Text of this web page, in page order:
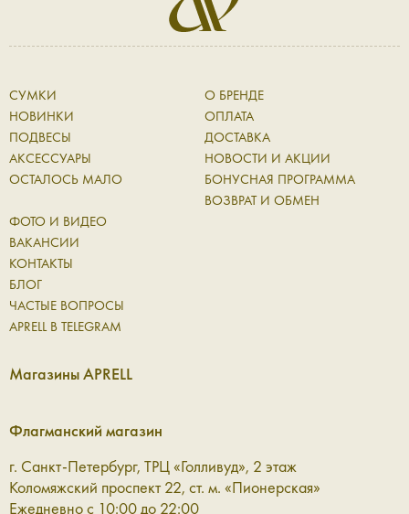
Кожаные аксессуары: баланс формы и
функциональности
Современные кожаные аксессуары — это не просто
дополнение, а полноценная часть повседневного ритма.
Они сопровождают вас в течение дня, выдерживают
активное использование и при этом сохраняют
аккуратный внешний вид. Натуральная кожа со временем
становится только лучше: приобретает характерную
фактуру и мягкость, оставаясь надежной основой для
ежедневных вещей.
В коллекции Aprell представлены аксессуары для разных
сценариев:
как в базовом гардеробе, так и в более сложных
сочетаниях, где важна каждая линия. Это деталь, которая
работает незаметно, но всегда точно.
СУМКИ
НОВИНКИ
ПОДВЕСЫ
АКСЕССУАРЫ
ОСТАЛОСЬ МАЛО
О БРЕНДЕ
ОПЛАТА
ДОСТАВКА
НОВОСТИ И АКЦИИ
БОНУСНАЯ ПРОГРАММА
ВОЗВРАТ И ОБМЕН
ФОТО И ВИДЕО
ВАКАНСИИ
КОНТАКТЫ
БЛОГ
ЧАСТЫЕ ВОПРОСЫ
APRELL В TELEGRAM
Магазины APRELL
Флагманский магазин
г. Санкт-Петербург, ТРЦ «Голливуд», 2 этаж
Коломяжский проспект 22, ст. м. «Пионерская»
Ежедневно с 10:00 до 22:00